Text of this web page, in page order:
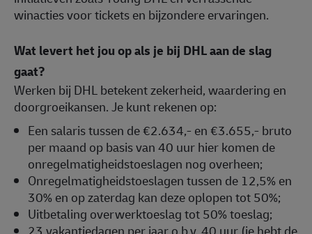
winacties voor tickets en bijzondere ervaringen.
Wat levert het jou op als je bij DHL aan de slag
gaat?
Werken bij DHL betekent zekerheid, waardering en
doorgroeikansen. Je kunt rekenen op:
Een salaris tussen de €2.634,- en €3.655,- bruto
per maand op basis van 40 uur hier komen de
onregelmatigheidstoeslagen nog overheen;
Onregelmatigheidstoeslagen tussen de 12,5% en
30% en op zaterdag kan deze oplopen tot 50%;
Uitbetaling overwerktoeslag tot 50% toeslag;
23 vakantiedagen per jaar o.b.v. 40 uur (je hebt de